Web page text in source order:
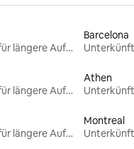
Unterkünfte für längere Aufenthalte
Barcelona
Unterkünfte für längere Aufenthalte
Athen
Unterkünfte für längere Aufenthalte
Montreal